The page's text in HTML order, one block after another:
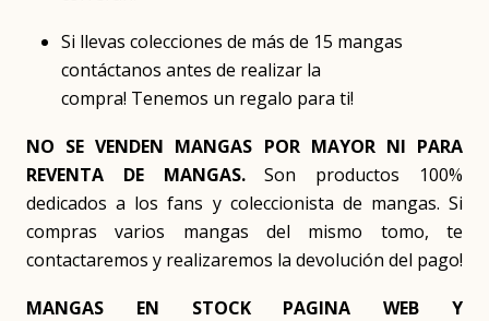
Si llevas colecciones de más de 15 mangas
contáctanos antes de realizar la
compra! Tenemos un regalo para ti!
NO SE VENDEN MANGAS POR MAYOR NI PARA
REVENTA DE MANGAS.Son productos 100%
dedicados a los fans y coleccionista de mangas. Si
compras varios mangas del mismo tomo, te
contactaremos y realizaremos la devolución del pago!
MANGAS EN STOCK PAGINA WEB Y